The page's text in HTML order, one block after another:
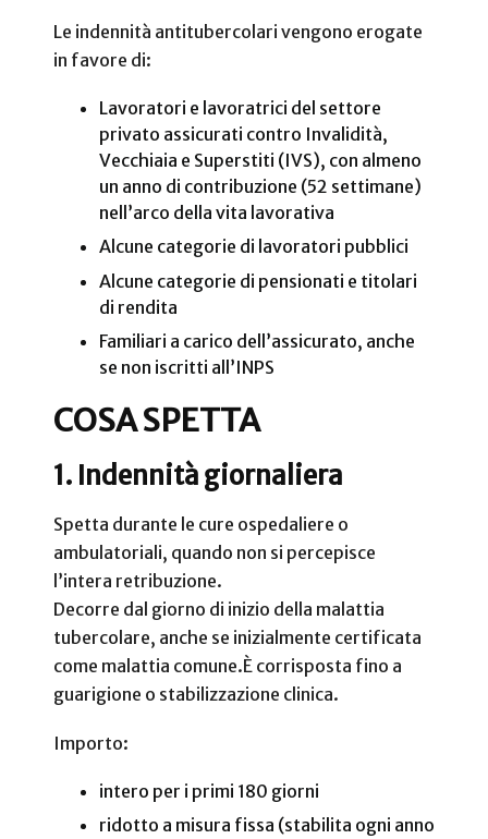
Le indennità antitubercolari vengono erogate
in favore di:
Lavoratori e lavoratrici del settore
privato assicurati contro Invalidità,
Vecchiaia e Superstiti (IVS), con almeno
un anno di contribuzione (52 settimane)
nell’arco della vita lavorativa
Alcune categorie di lavoratori pubblici
Alcune categorie di pensionati e titolari
di rendita
Familiari a carico dell’assicurato, anche
se non iscritti all’INPS
COSA SPETTA
1. Indennità giornaliera
Spetta durante le cure ospedaliere o
ambulatoriali, quando non si percepisce
l’intera retribuzione.
Decorre dal giorno di inizio della malattia
tubercolare, anche se inizialmente certificata
come malattia comune.È corrisposta fino a
guarigione o stabilizzazione clinica.
Importo:
intero per i primi 180 giorni
ridotto a misura fissa (stabilita ogni anno